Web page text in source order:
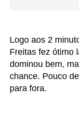
Logo aos 2
Freitas fez ótimo
dominou bem,
chance. Pouco
para fora.